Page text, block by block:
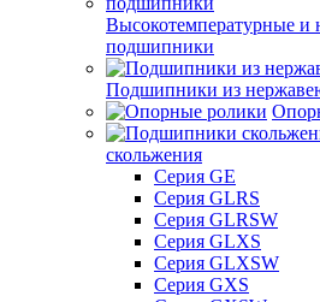
Высокотемпературные и
подшипники
Подшипники из
скольжения
Серия GE
Серия GLRS
Серия GLRSW
Серия GLXS
Серия GLXSW
Серия GXS